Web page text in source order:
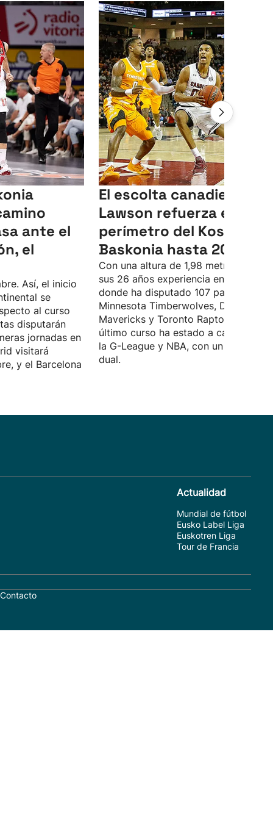
ante el
el
Así, el inicio
se
al curso
disputarán
jornadas en
visitará
y el Barcelona
El escolta canadiense
Lawson refuerza el
perímetro del Kosner
Baskonia hasta 2028
Con una altura de 1,98 metros, tiene
sus 26 años experiencia en la NBA,
donde ha disputado 107 partidos con
Minnesota Timberwolves, Dallas
Mavericks y Toronto Raptors. En el
último curso ha estado a caballo
la G-League y NBA, con un contrato
dual.
Actualidad
Mundial de fútbol
Eusko Label Liga
Euskotren Liga
Tour de Francia
Contacto